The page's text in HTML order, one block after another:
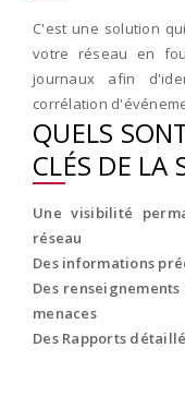
C'est une solution
votre réseau en
journaux afin
corrélation
QUELS
CLÉS DE LA
Une visibilité
réseau
Des informations
Des
menaces
Des Rapports